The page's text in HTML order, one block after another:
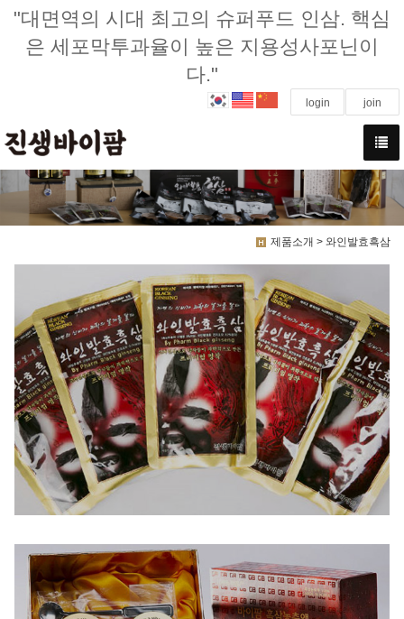
"대면역의 시대 최고의 슈퍼푸드 인삼. 핵심
은 세포막투과율이 높은 지용성사포닌이
다."
login join
제품소개 > 와인발효흑삼